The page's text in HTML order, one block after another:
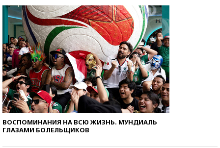
ВОСПОМИНАНИЯ НА ВСЮ ЖИЗНЬ. МУНДИАЛЬ
ГЛАЗАМИ БОЛЕЛЬЩИКОВ